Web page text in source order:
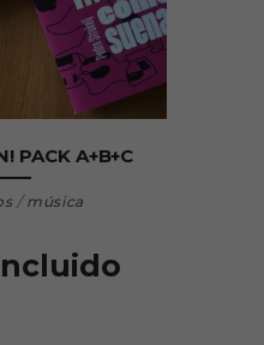
PACK A+B+C
/música